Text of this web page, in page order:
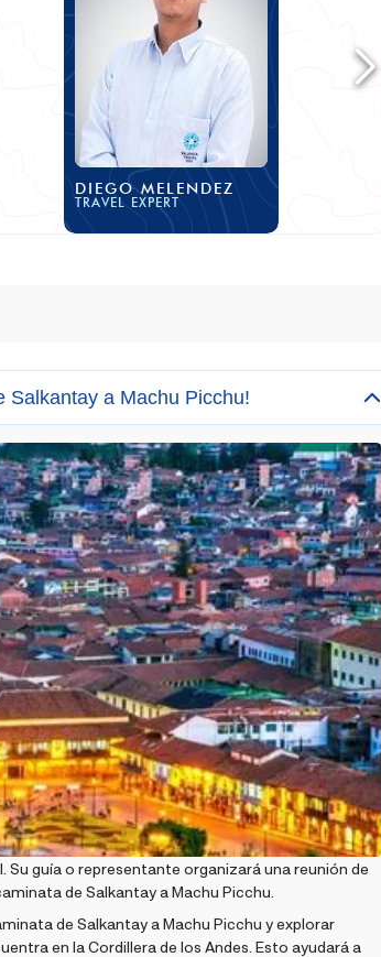
DIEGO MELENDEZ
TRAVEL EXPERT
Salkantay a Machu Picchu!
guía o representante organizará una reunión de
de Salkantay a Machu Picchu.
de Salkantay a Machu Picchu y explorar
en la Cordillera de los Andes. Esto ayudará a